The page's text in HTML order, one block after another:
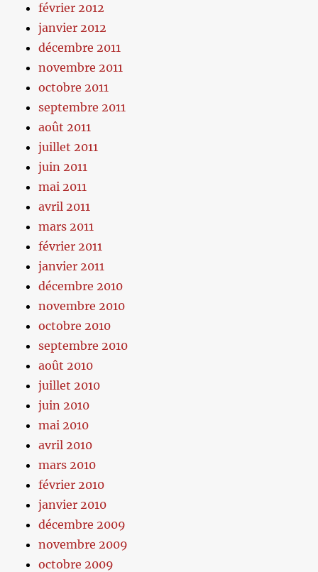
février 2012
janvier 2012
décembre 2011
novembre 2011
octobre 2011
septembre 2011
août 2011
juillet 2011
juin 2011
mai 2011
avril 2011
mars 2011
février 2011
janvier 2011
décembre 2010
novembre 2010
octobre 2010
septembre 2010
août 2010
juillet 2010
juin 2010
mai 2010
avril 2010
mars 2010
février 2010
janvier 2010
décembre 2009
novembre 2009
octobre 2009